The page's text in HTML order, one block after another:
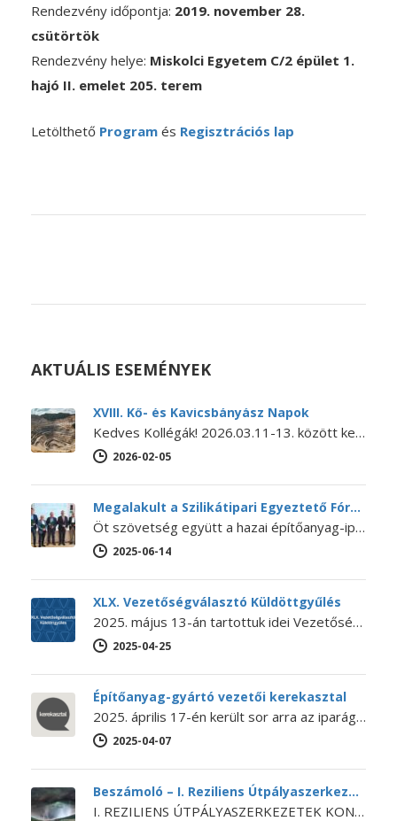
Rendezvény időpontja: 2019. november 28.
csütörtök
Rendezvény helye: Miskolci Egyetem C/2 épület 1.
hajó II. emelet 205. terem
Letölthető Program és Regisztrációs lap
AKTUÁLIS ESEMÉNYEK
XVIII. Kő- és Kavicsbányász Napok
Kedves Kollégák! 2026.03.11-13. között kerül megrendezésre a XVIII. KŐ- ÉS KAVICSBÁNYÁSZ NAPOK KONFERENCIA. A konferencia MEGHÍVÓJA és PROGRAMJA letölthető itt.…
2026-02-05
Megalakult a Szilikátipari Egyeztető Fórum
Öt szövetség együtt a hazai építőanyag-ipar jövőjéért – Megalakult a Szilikátipari Egyeztető Fórum 2025. június 12-én megalakult a Szilikátipari Egyeztető Fórum…
2025-06-14
XLX. Vezetőségválasztó Küldöttgyűlés
2025. május 13-án tartottuk idei Vezetőségválasztó Küldöttgyűlésünket. A XLX. Küldöttgyűlés nyitó előadását Bihari Ádám (a NaturARCH Csoport tulajdonosa és ügyvezetője,…
2025-04-25
Építőanyag-gyártó vezetői kerekasztal
2025. április 17-én került sor arra az iparági kerekasztal-beszélgetésre, amelyet még 2024 októberében kezdeményezett Lánszki Regő építészeti államtitkár, országos főépítész.…
2025-04-07
Beszámoló – I. Reziliens Útpályaszerkezetek Konferencia
I. REZILIENS ÚTPÁLYASZERKEZETEK KONFERENCIA Az SZTE Beton szakosztálya, a BME Építőanyagok és Magasépítés Tanszéke és Út és Vasútépítési Tanszéke, a Budapesti…